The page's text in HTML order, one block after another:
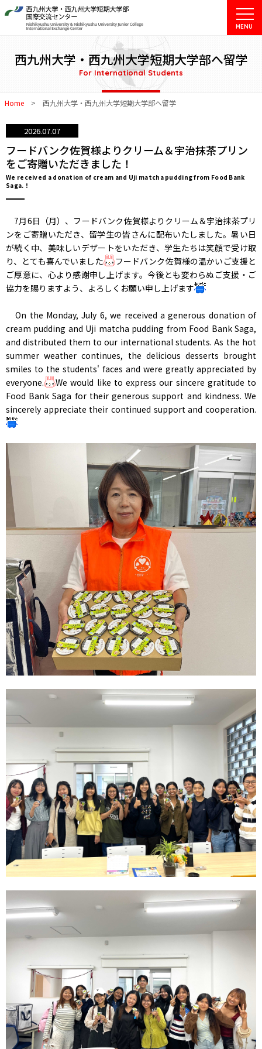
MENU
西九州大学・西九州大学短期大学部へ留学
For International Students
Home > 西九州大学・西九州大学短期大学部へ留学
2026.07.07
フードバンク佐賀様よりクリーム＆宇治抹茶プリン
をご寄贈いただきました！
We received a donation of cream and Uji matcha pudding from Food Bank
Saga.！
7月6日（月）、フードバンク佐賀様よりクリーム＆宇治抹茶プリ
ンをご寄贈いただき、留学生の皆さんに配布いたしました。暑い日
が続く中、美味しいデザートをいただき、学生たちは笑顔で受け取
り、とても喜んでいました
フードバンク佐賀様の温かいご支援と
ご厚意に、心より感謝申し上げます。今後とも変わらぬご支援・ご
協力を賜りますよう、よろしくお願い申し上げます
On the Monday, July 6, we received a generous donation of
cream pudding and Uji matcha pudding from Food Bank Saga,
and distributed them to our international students. As the hot
summer weather continues, the delicious desserts brought
smiles to the students' faces and were greatly appreciated by
everyone.
We would like to express our sincere gratitude to
Food Bank Saga for their generous support and kindness. We
sincerely appreciate their continued support and cooperation.